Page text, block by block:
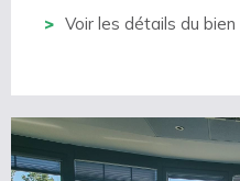
Voir les détails du bien